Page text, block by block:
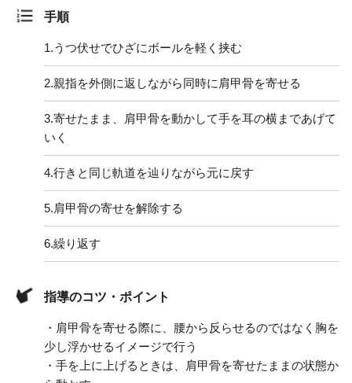
手順
1.うつ伏せでひざにボールを軽く挟む
2.親指を外側に返しながら同時に肩甲骨を寄せる
3.寄せたまま、肩甲骨を動かして手を耳の横まであげて
いく
4.行きと同じ軌道を辿りながら元に戻す
5.肩甲骨の寄せを解除する
6.繰り返す
指導のコツ・ポイント
・肩甲骨を寄せる際に、腰から反らせるのではなく胸を
少し浮かせるイメージで行う
・手を上に上げるときは、肩甲骨を寄せたままの状態か